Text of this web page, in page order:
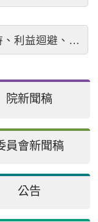
公務人員應廉潔自持、利益迴避、依法公正執行公務～考試院公務人員保障暨培訓委員會～
院新聞稿
員會新聞稿
公告